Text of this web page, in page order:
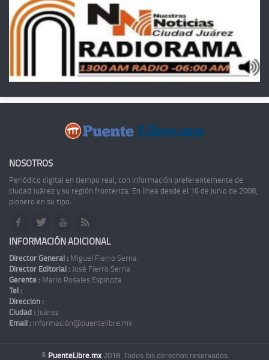
NOSOTROS
Periódico digital en tiempo real, con información preferentemente de
ciudad Juárez y su región fronteriza. En línea desde el 16 de junio de 2008,
pionero en su tipo.
INFORMACIÓN ADICIONAL
Director General : Miguel Fierro Serna
Director Editorial : José Fierro Serna
Gerente : Mario Rosales Espinoza
Tel :
Dirección :
Ciudad : Juárez
Email : información@puentelibre.mx
© PuenteLibre.mx 2018. Todos los derechos reservados